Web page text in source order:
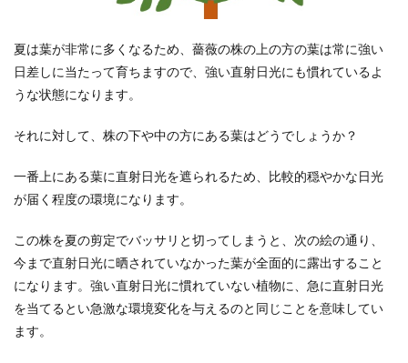
夏は葉が非常に多くなるため、薔薇の株の上の方の葉は常に強い
日差しに当たって育ちますので、強い直射日光にも慣れているよ
うな状態になります。
それに対して、株の下や中の方にある葉はどうでしょうか？
一番上にある葉に直射日光を遮られるため、比較的穏やかな日光
が届く程度の環境になります。
この株を夏の剪定でバッサリと切ってしまうと、次の絵の通り、
今まで直射日光に晒されていなかった葉が全面的に露出すること
になります。強い直射日光に慣れていない植物に、急に直射日光
を当てるとい急激な環境変化を与えるのと同じことを意味してい
ます。